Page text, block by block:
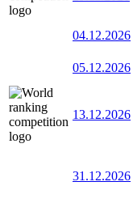
04.12.2026
05.12.2026
13.12.2026
31.12.2026